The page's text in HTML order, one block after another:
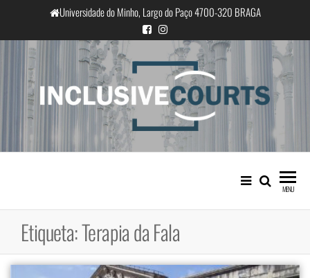
o
conteúdo
Universidade do Minho, Largo do Paço 4700-320 BRAGA
InclusiveCourts
Igualdade e diferença cultural na
prática judicial portuguesa
MENU
Etiqueta:Terapia da Fala